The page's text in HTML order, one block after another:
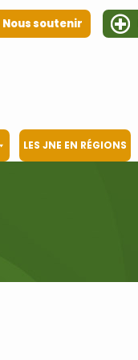
Nous soutenir
LES JNE EN RÉGIONS